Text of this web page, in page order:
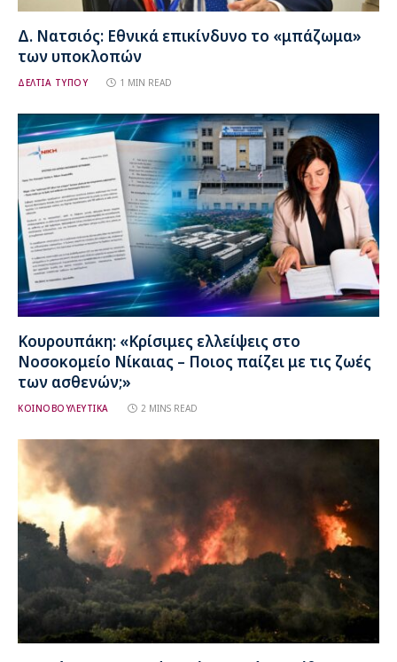
Δ. Νατσιός: Εθνικά επικίνδυνο το «μπάζωμα»
των υποκλοπών
ΔΕΛΤΙΑ ΤΥΠΟΥ 1 MIN READ
Κουρουπάκη: «Κρίσιμες ελλείψεις στο
Νοσοκομείο Νίκαιας – Ποιος παίζει με τις ζωές
των ασθενών;»
ΚΟΙΝΟΒΟΥΛΕΥΤΙΚΑ 2 MINS READ